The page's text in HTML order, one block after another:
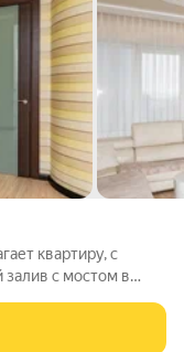
квартиру, с
с мостом в
отдельной кухней,